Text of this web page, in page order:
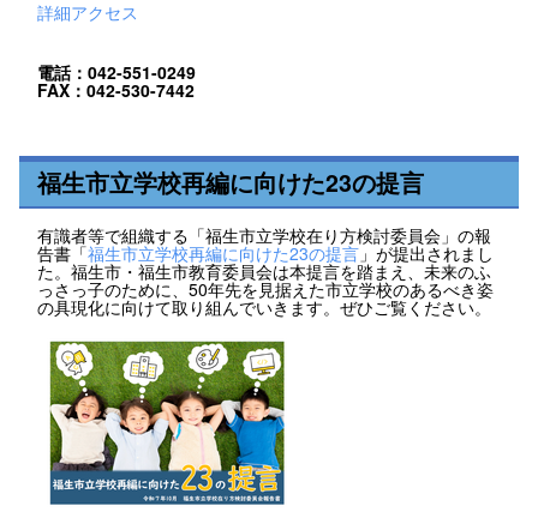
詳細アクセス
電話：042-551-0249
FAX：042-530-7442
福生市立学校再編に向けた23の提言
有識者等で組織する「福生市立学校在り方検討委員会」の報
告書「福生市立学校再編に向けた23の提言」が提出されまし
た。福生市・福生市教育委員会は本提言を踏まえ、未来のふ
っさっ子のために、50年先を見据えた市立学校のあるべき姿
の具現化に向けて取り組んでいきます。ぜひご覧ください。